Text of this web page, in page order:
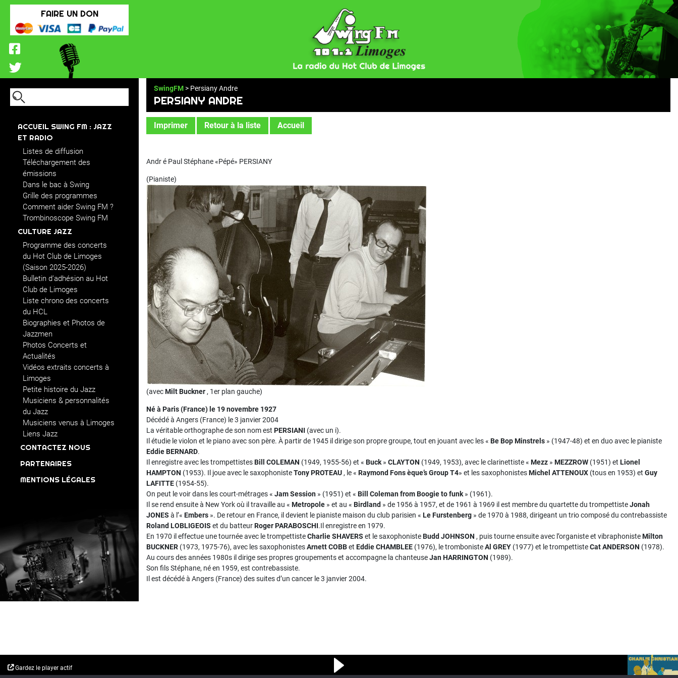
FAIRE UN DON
ACCUEIL SWING FM : JAZZ
ET RADIO
Listes de diffusion
Téléchargement des
émissions
Dans le bac à Swing
Grille des programmes
Comment aider Swing FM ?
Trombinoscope Swing FM
CULTURE JAZZ
Programme des concerts
du Hot Club de Limoges
(Saison 2025-2026)
Bulletin d’adhésion au Hot
Club de Limoges
Liste chrono des concerts
du HCL
Biographies et Photos de
Jazzmen
Photos Concerts et
Actualités
Vidéos extraits concerts à
Limoges
Petite histoire du Jazz
Musiciens & personnalités
du Jazz
Musiciens venus à Limoges
Liens Jazz
CONTACTEZ NOUS
PARTENAIRES
MENTIONS LÉGALES
SwingFM > Persiany Andre
PERSIANY ANDRE
Imprimer Retour à la liste Accueil
Andr é Paul Stéphane «Pépé» PERSIANY
(Pianiste)
(avecMilt Buckner , 1er plan gauche)
Né à Paris (France) le 19 novembre 1927
Décédé à Angers (France) le 3 janvier 2004
La véritable orthographe de son nom est PERSIANI (avec un i).
Il étudie le violon et le piano avec son père. À partir de 1945 il dirige son propre groupe, tout en jouant avec les « Be Bop Minstrels » (1947-48) et en duo avec le pianiste
Eddie BERNARD.
Il enregistre avec les trompettistesBill COLEMAN (1949, 1955-56) et « Buck » CLAYTON (1949, 1953), avec le clarinettiste « Mezz » MEZZROW (1951) et Lionel
HAMPTON (1953). Il joue avec le saxophonisteTony PROTEAU , le « Raymond Fons èque’s Group T4» et les saxophonistesMichel ATTENOUX (tous en 1953) et Guy
LAFITTE (1954-55).
On peut le voir dans les court-métrages « Jam Session » (1951) et « Bill Coleman from Boogie to funk » (1961).
Il se rend ensuite à New York où il travaille au « Metropole » et au « Birdland » de 1956 à 1957, et de 1961 à 1969 il est membre du quartette du trompettisteJonah
JONES à l’« Embers ». De retour en France, il devient le pianiste maison du club parisien « LeFurstenberg » de 1970 à 1988, dirigeant un trio composé du contrebassiste
Roland LOBLIGEOIS et du batteurRoger PARABOSCHI.Il enregistre en 1979.
En 1970 il effectue une tournée avec le trompettisteCharlie SHAVERS et le saxophonisteBudd JOHNSON , puis tourne ensuite avec l’organiste et vibraphonisteMilton
BUCKNER (1973, 1975-76), avec les saxophonistesArnett COBBet Eddie CHAMBLEE (1976), le trombonisteAl GREY (1977) et le trompettisteCat ANDERSON (1978).
Au cours des années 1980s il dirige ses propres groupements et accompagne la chanteuseJan HARRINGTON (1989).
Son fils Stéphane, né en 1959, est contrebassiste.
Il est décédé à Angers (France) des suites d’un cancer le 3 janvier 2004.
Gardez le player actif